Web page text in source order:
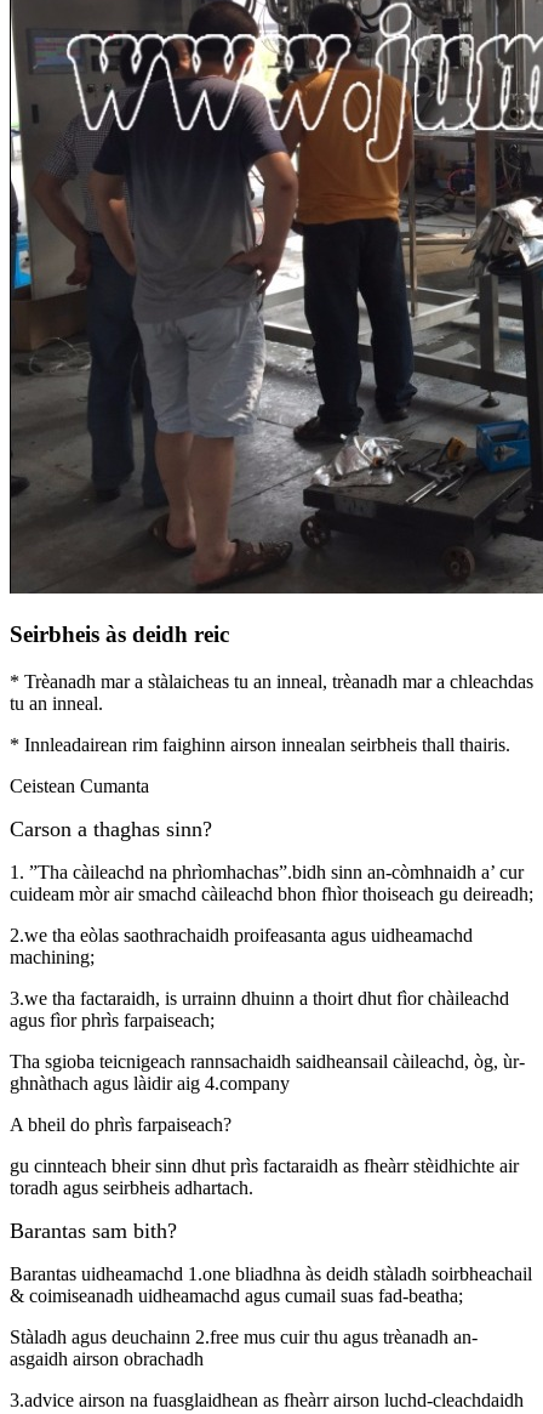
Seirbheis às deidh reic
* Trèanadh mar a stàlaicheas tu an inneal, trèanadh mar a chleachdas
tu an inneal.
* Innleadairean rim faighinn airson innealan seirbheis thall thairis.
Ceistean Cumanta
Carson a thaghas sinn?
1. ”Tha càileachd na phrìomhachas”.bidh sinn an-còmhnaidh a’ cur
cuideam mòr air smachd càileachd bhon fhìor thoiseach gu deireadh;
2.we tha eòlas saothrachaidh proifeasanta agus uidheamachd
machining;
3.we tha factaraidh, is urrainn dhuinn a thoirt dhut fìor chàileachd
agus fìor phrìs farpaiseach;
Tha sgioba teicnigeach rannsachaidh saidheansail càileachd, òg, ùr-
ghnàthach agus làidir aig 4.company
A bheil do phrìs farpaiseach?
gu cinnteach bheir sinn dhut prìs factaraidh as fheàrr stèidhichte air
toradh agus seirbheis adhartach.
Barantas sam bith?
Barantas uidheamachd 1.one bliadhna às deidh stàladh soirbheachail
& coimiseanadh uidheamachd agus cumail suas fad-beatha;
Stàladh agus deuchainn 2.free mus cuir thu agus trèanadh an-
asgaidh airson obrachadh
3.advice airson na fuasglaidhean as fheàrr airson luchd-cleachdaidh